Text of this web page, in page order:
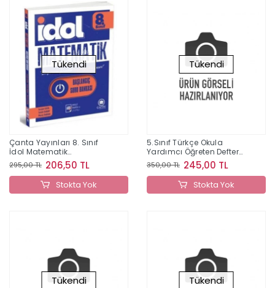
Tükendi
Çanta Yayınları 8. Sınıf
İdol Matematik
Başlangıç Soru Bankası
295,00 TL 206,50 TL
Stokta Yok
Tükendi
5.Sınıf Türkçe Okula
Yardımcı Öğreten Defter
2024-2025
350,00 TL 245,00 TL
Stokta Yok
Tükendi Tükendi